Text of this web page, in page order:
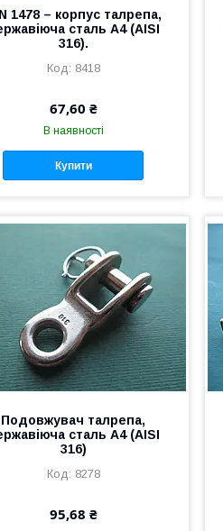
1478 – корпус талрепа,
сталь А4 (AISI
316).
8418
67,60 ₴
В наявності
Купити
Подовжувач талрепа,
сталь А4 (AISI
316)
8278
95,68 ₴